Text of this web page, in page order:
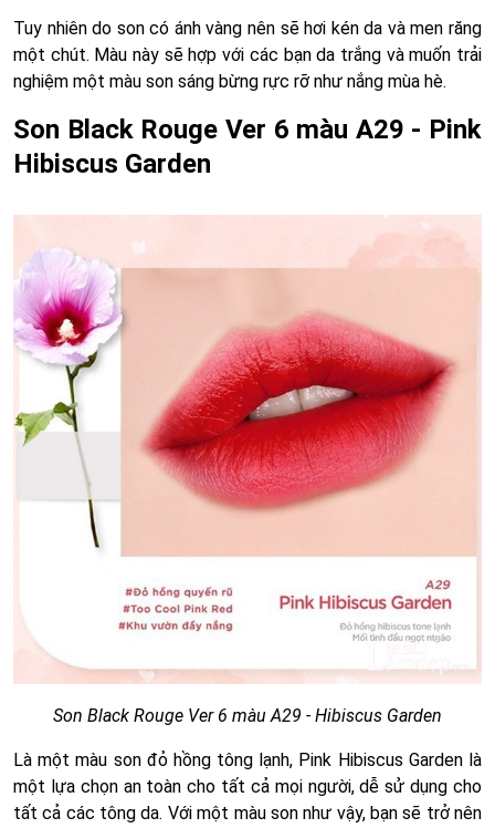
Tuy nhiên do son có ánh vàng nên sẽ hơi kén da và men răng
một chút. Màu này sẽ hợp với các bạn da trắng và muốn trải
nghiệm một màu son sáng bừng rực rỡ như nắng mùa hè.
Son Black Rouge Ver 6 màu A29 - Pink
Hibiscus Garden
Son Black Rouge Ver 6 màu A29 - Hibiscus Garden
Là một màu son đỏ hồng tông lạnh, Pink Hibiscus Garden là
một lựa chọn an toàn cho tất cả mọi người, dễ sử dụng cho
tất cả các tông da. Với một màu son như vậy, bạn sẽ trở nên